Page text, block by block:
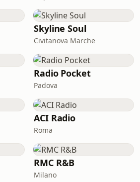
Skyline Soul
Civitanova Marche
Radio Pocket
Padova
ACI Radio
Roma
RMC R&B
Milano